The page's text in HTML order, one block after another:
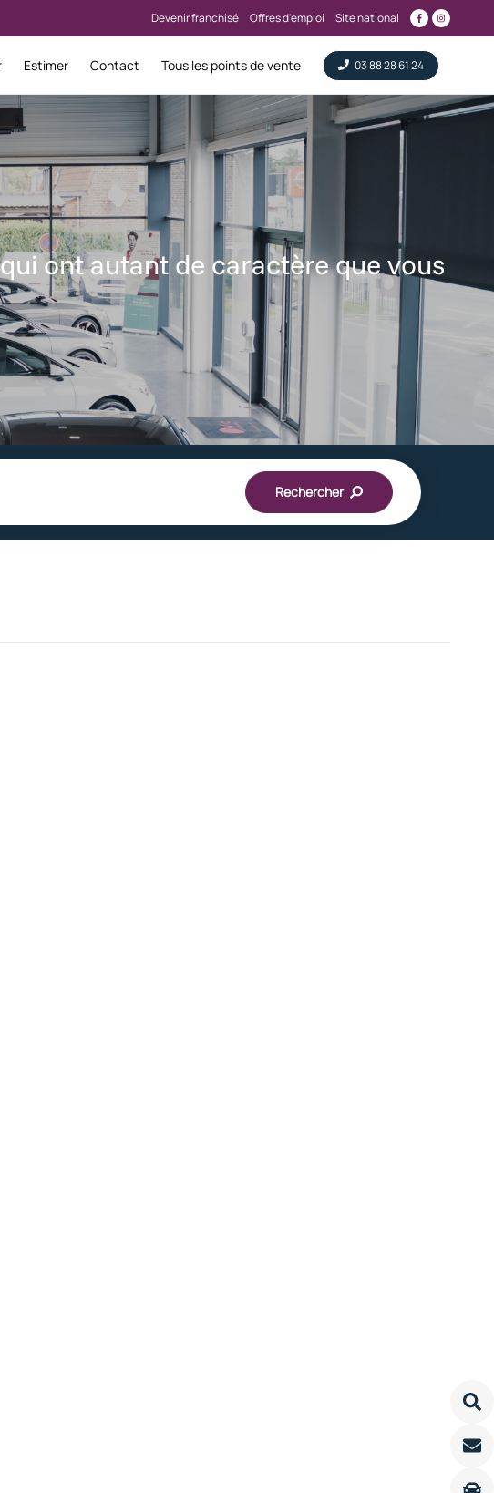
Devenir franchisé Offres d'emploi Site national
Estimer Contact Tous les points de vente 03 88 28 61 24
ont autant de caractère que vous
Rechercher